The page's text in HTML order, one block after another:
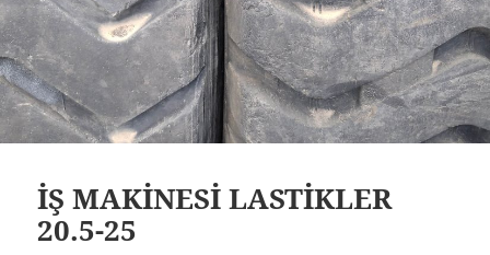
İŞ MAKİNESİ LASTİKLER
20.5-25